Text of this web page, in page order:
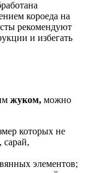
короеда на
рекомендуют
и избегать
жуком, можно
которых не
элементов;